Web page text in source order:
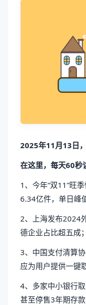
2025年11月13日
在这里，每天60秒
1、今年“双11”旺
6.34亿件，单日峰
2、上海发布2024
德企业占比超五成；
3、中国支付清算协
应为用户提供一键
4、多家中小银行
甚至停售3年期存